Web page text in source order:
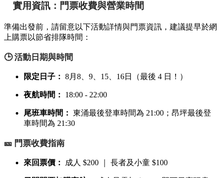
實用資訊：門票收費與營業時間
準備出發前，請留意以下活動詳情與門票資訊，建議提早於網
上購票以節省排隊時間：
🕒 活動日期與時間
限定日子： 8月8、9、15、16日（最後 4 日！）
夜航時間： 18:00 - 22:00
尾班車時間： 東涌最後登車時間為 21:00；昂坪最後登
車時間為 21:30
🎫 門票收費指南
來回票價： 成人 $200 ｜ 長者及小童 $100